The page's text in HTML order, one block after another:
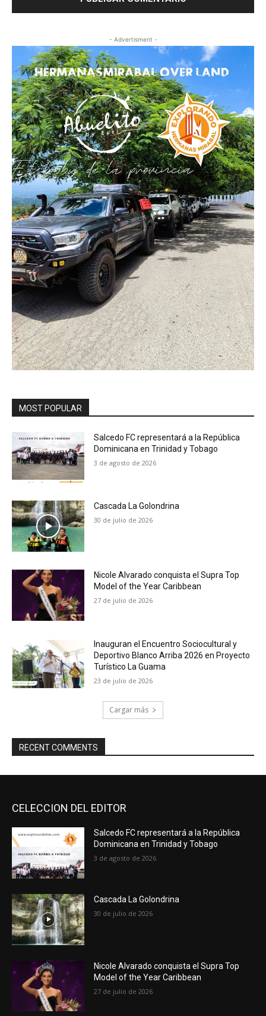
- Advertisment -
MOST POPULAR
Salcedo FC representará a la República
Dominicana en Trinidad y Tobago
3 de agosto de 2026
Cascada La Golondrina
30 de julio de 2026
Nicole Alvarado conquista el Supra Top
Model of the Year Caribbean
27 de julio de 2026
Inauguran el Encuentro Sociocultural y
Deportivo Blanco Arriba 2026 en Proyecto
Turístico La Guama
23 de julio de 2026
Cargar más
RECENT COMMENTS
CELECCION DEL EDITOR
Salcedo FC representará a la República
Dominicana en Trinidad y Tobago
3 de agosto de 2026
Cascada La Golondrina
30 de julio de 2026
Nicole Alvarado conquista el Supra Top
Model of the Year Caribbean
27 de julio de 2026